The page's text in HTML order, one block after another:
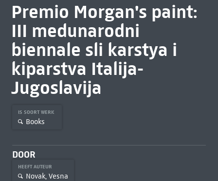
Premio Morgan's paint:
III medunarodni
biennale sli karstya i
kiparstva Italija-
Jugoslavija
IS SOORT WERK
Books
DOOR
HEEFT AUTEUR
Novak, Vesna